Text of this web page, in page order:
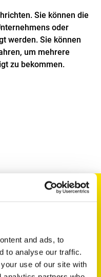
and ads, to
to analyse our traffic.
use of our site with
Sie können die
oder
werden. Sie können
um mehrere
zu bekommen.
SELECT-